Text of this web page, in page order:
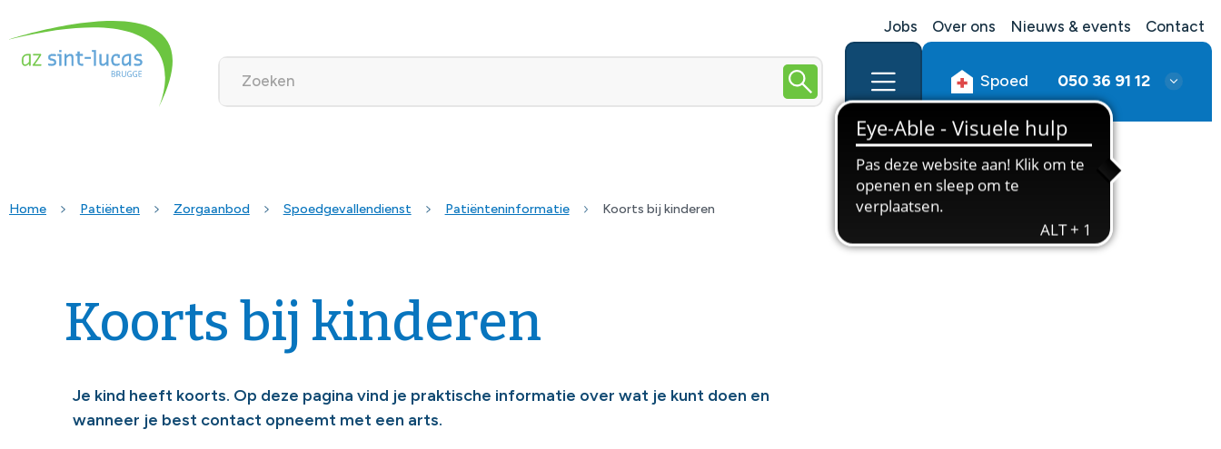
Jobs Over ons Nieuws & events Contact
Spoed 050 36 91 12
Home Patiënten Zorgaanbod Spoedgevallendienst Patiënteninformatie Koorts bij kinderen
Koorts bij kinderen
Je kind heeft koorts. Op deze pagina vind je praktische informatie over wat je kunt doen en
wanneer je best contact opneemt met een arts.